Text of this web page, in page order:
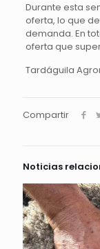
Durante esta
oferta, lo que
demanda. En
oferta que
Tardáguila
Compartir
Noticias